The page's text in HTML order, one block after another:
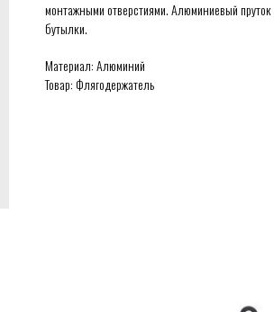
монтажными отверстиями. Алюминиевый
бутылки.
Материал: Алюминий
Товар: Флягодержатель